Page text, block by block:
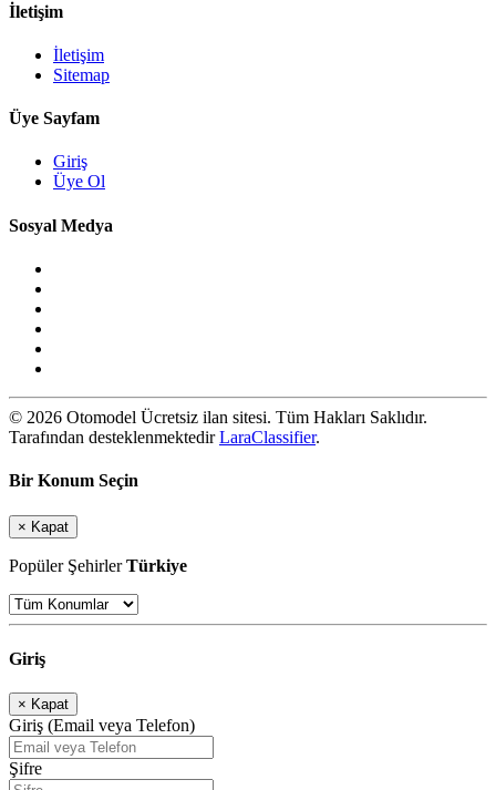
İletişim
İletişim
Sitemap
Üye Sayfam
Giriş
Üye Ol
Sosyal Medya
© 2026 Otomodel Ücretsiz ilan sitesi. Tüm Hakları Saklıdır.
Tarafından desteklenmektedirLaraClassifier.
Bir Konum Seçin
× Kapat
Popüler ŞehirlerTürkiye
Giriş
× Kapat
Giriş (Email veya Telefon)
Şifre